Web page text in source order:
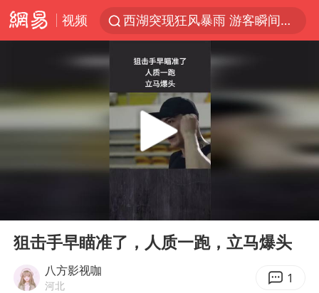
视频
隔20米开高仿奶茶店被判赔35万元
白海豚将正面袭击贯穿浙江
多家A股公司收到美国关税退款
直击东北超：哈尔滨vs通辽
香港宏福苑火灾或由烟头引起
酒店回应车内过夜被收150元
Play
狙击手早瞄准了，人质一跑，立马爆头
八方影视咖
河北 1